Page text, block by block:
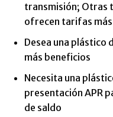
transmisión; Otras
ofrecen tarifas
Desea una plástico
más beneficios
Necesita una
presentación APR
de saldo